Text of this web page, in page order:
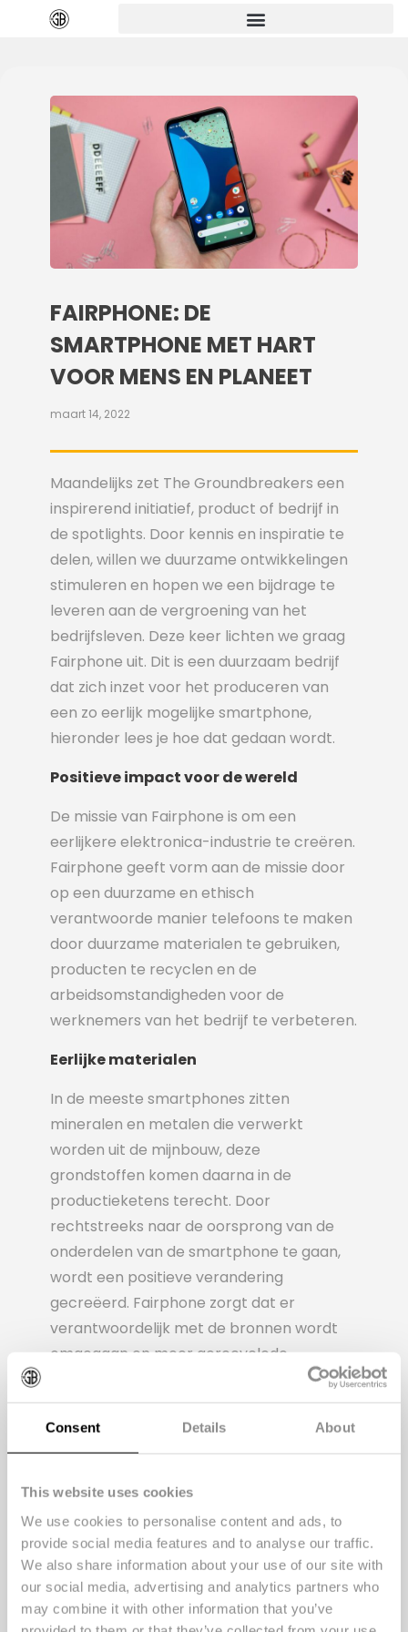
Consent Details About
This website uses cookies
We use cookies to personalise content and ads, to
provide social media features and to analyse our traffic.
We also share information about your use of our site with
our social media, advertising and analytics partners who
may combine it with other information that you’ve
FAIRPHONE: DE
SMARTPHONE MET HART
VOOR MENS EN PLANEET
maart 14, 2022
Maandelijks zet The Groundbreakers een
inspirerend initiatief, product of bedrijf in
de spotlights. Door kennis en inspiratie te
delen, willen we duurzame ontwikkelingen
stimuleren en hopen we een bijdrage te
leveren aan de vergroening van het
bedrijfsleven. Deze keer lichten we graag
Fairphone uit. Dit is een duurzaam bedrijf
dat zich inzet voor het produceren van
een zo eerlijk mogelijke smartphone,
hieronder lees je hoe dat gedaan wordt.
Positieve impact voor de wereld
De missie van Fairphone is om een
eerlijkere elektronica-industrie te creëren.
Fairphone geeft vorm aan de missie door
op een duurzame en ethisch
verantwoorde manier telefoons te maken
door duurzame materialen te gebruiken,
producten te recyclen en de
arbeidsomstandigheden voor de
werknemers van het bedrijf te verbeteren.
Eerlijke materialen
In de meeste smartphones zitten
mineralen en metalen die verwerkt
worden uit de mijnbouw, deze
grondstoffen komen daarna in de
productieketens terecht. Door
rechtstreeks naar de oorsprong van de
onderdelen van de smartphone te gaan,
wordt een positieve verandering
gecreëerd. Fairphone zorgt dat er
verantwoordelijk met de bronnen wordt
omgegaan en meer gerecyclede
materialen worden gebruikt door actief
partners te zoeken die helpen om dit doel
te bereiken. Dit draagt gelijk bij aan meer
bewustzijn binnen de sector en bij de
consument.
Eenvoudige reparaties
Fairphone streeft ernaar om duurzame
producten te ontwerpen. Door langer met
een telefoon te doen, wordt de